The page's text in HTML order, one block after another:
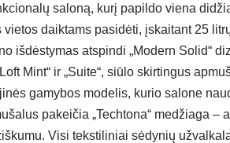
saloną, kurį papildo viena
daiktams pasidėti, įskaitant 25
išdėstymas atspindi „Modern Solid“
Mint“ ir „Suite“, siūlo skirtingus
gamybos modelis, kurio salone
pakeičia „Techtona“ medžiaga –
Visi tekstiliniai sėdynių